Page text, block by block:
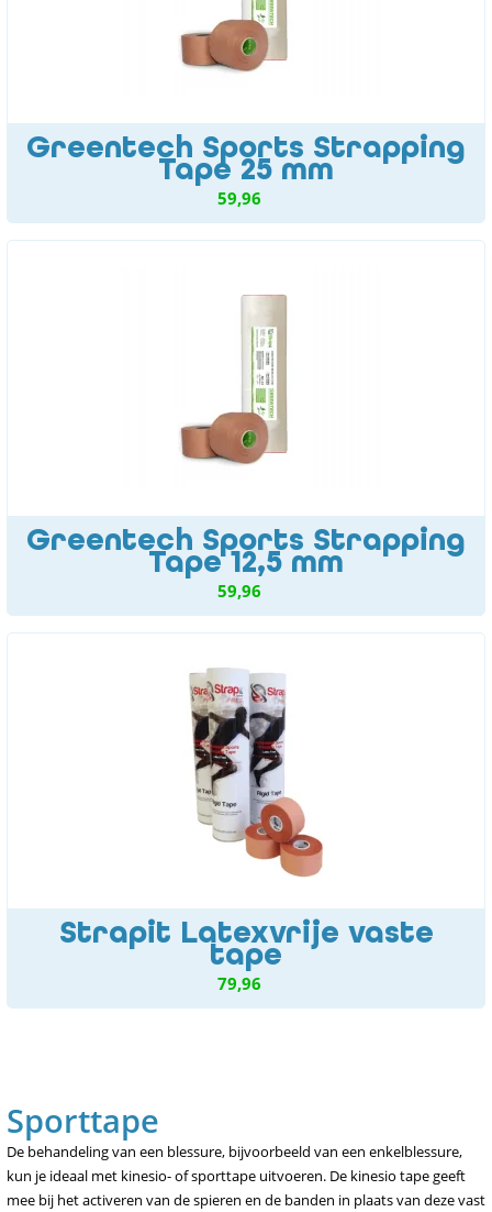
Greentech Sports Strapping
Tape 25 mm
59,96
Greentech Sports Strapping
Tape 12,5 mm
59,96
Strapit Latexvrije vaste
tape
79,96
Sporttape
De behandeling van een blessure, bijvoorbeeld van een enkelblessure,
kun je ideaal met kinesio- of sporttape uitvoeren. De kinesio tape geeft
mee bij het activeren van de spieren en de banden in plaats van deze vast